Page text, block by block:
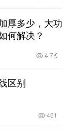
厚多少，大功
何解决？
4.7K
区别
461